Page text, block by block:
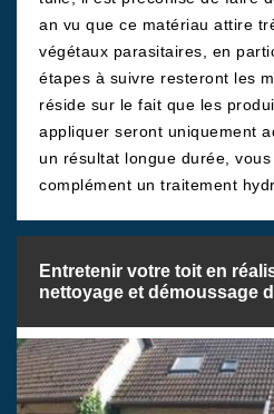
an vu que ce matériau attire
végétaux parasitaires, en
étapes à suivre resteront les
réside sur le fait que les
appliquer seront uniquement
un résultat longue durée,
complément un traitement
Entretenir votre toit en
nettoyage et démoussage